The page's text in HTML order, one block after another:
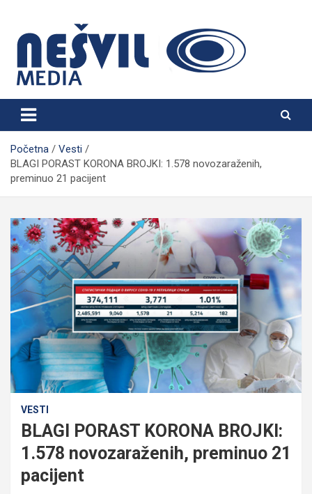
content
Nešvil Media Bogatić
Početna
Vesti
BLAGI PORAST KORONA BROJKI: 1.578 novozaraženih,
preminuo 21 pacijent
VESTI
BLAGI PORAST KORONA BROJKI:
1.578 novozaraženih, preminuo 21
pacijent